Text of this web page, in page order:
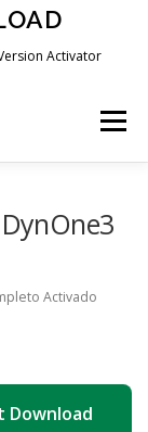
Activator
Menu
Download